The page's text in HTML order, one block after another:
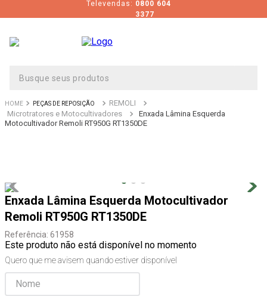
Televendas: 0800 604
3377
PEÇAS DE REPOSIÇÃO
REMOLI
Microtratores e Motocultivadores
Enxada Lâmina Esquerda
Motocultivador Remoli RT950G RT1350DE
Enxada Lâmina Esquerda Motocultivador
Remoli RT950G RT1350DE
Referência: 61958
Este produto não está disponível no momento
Quero que me avisem quando estiver disponível